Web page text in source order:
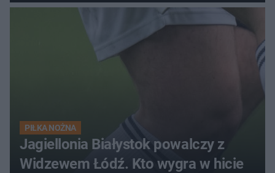
PIŁKA NOŻNA
Jagiellonia Białystok powalczy z
Widzewem Łódź. Kto wygra w hicie